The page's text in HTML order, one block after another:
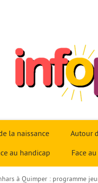
la naissance Autour
au handicap Face
à Quimper : programme